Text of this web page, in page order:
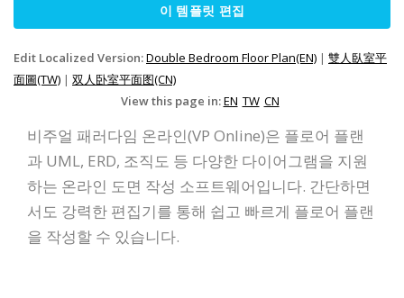
이 템플릿 편집
Edit Localized Version:Double Bedroom Floor Plan(EN) | 雙人臥室平
面圖(TW) | 双人卧室平面图(CN)
View this page in:EN TW CN
비주얼 패러다임 온라인(VP Online)은 플로어 플랜
과 UML, ERD, 조직도 등 다양한 다이어그램을 지원
하는 온라인 도면 작성 소프트웨어입니다. 간단하면
서도 강력한 편집기를 통해 쉽고 빠르게 플로어 플랜
을 작성할 수 있습니다.